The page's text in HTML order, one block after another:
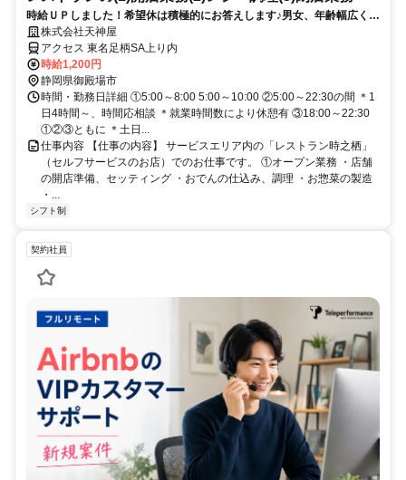
時給ＵＰしました！希望休は積極的にお答えします♪男女、年齢幅広く活
躍中♪
株式会社天神屋
アクセス 東名足柄SA上り内
時給1,200円
静岡県御殿場市
時間・勤務日詳細 ①5:00～8:00 5:00～10:00 ②5:00～22:30の間 ＊1
日4時間～、時間応相談 ＊就業時間数により休憩有 ③18:00～22:30
①②③ともに ＊土日...
仕事内容 【仕事の内容】 サービスエリア内の「レストラン時之栖」
（セルフサービスのお店）でのお仕事です。 ①オープン業務 ・店舗
の開店準備、セッティング ・おでんの仕込み、調理 ・お惣菜の製造
・...
シフト制
契約社員